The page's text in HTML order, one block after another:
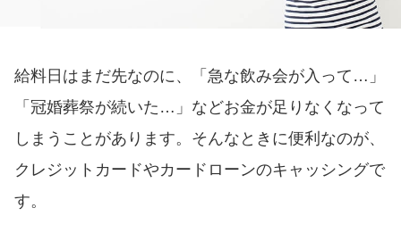
便利なコンテンツ
カードローン診断
給料日はまだ先なのに、「急な飲み会が入って…」
「冠婚葬祭が続いた…」などお金が足りなくなって
しまうことがあります。そんなときに便利なのが、
クレジットカードやカードローンのキャッシングで
す。